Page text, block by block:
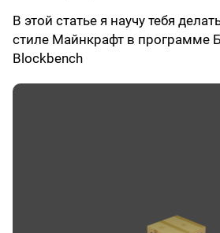
В этой статье я научу тебя
стиле Майнкрафт в программе
Blockbench